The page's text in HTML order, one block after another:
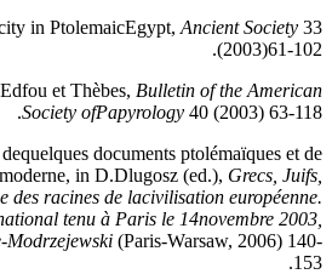
in PtolemaicEgypt, Ancient Society 33
(2003)61-102.
et Thèbes, Bulletin of the American
Society ofPapyrology 40 (2003) 63-118.
documents ptolémaïques et de
in D.Dlugosz (ed.), Grecs, Juifs,
des racines de lacivilisation européenne.
tenu à Paris le 14novembre 2003,
Modrzejewski (Paris-Warsaw, 2006) 140-
153.